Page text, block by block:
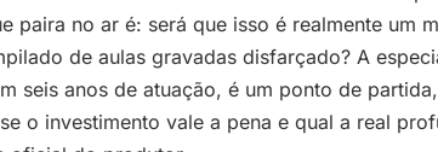
paira no ar é: será que isso é realmente um
de aulas gravadas disfarçado? A
seis anos de atuação, é um ponto de
o investimento vale a pena e qual a real